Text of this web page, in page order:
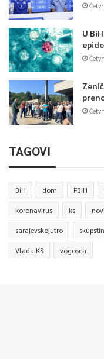
U
TAGOVI
BiH dom FBiH
koronavirus ks novi
sarajevskojutro
Vlada KS vogosca